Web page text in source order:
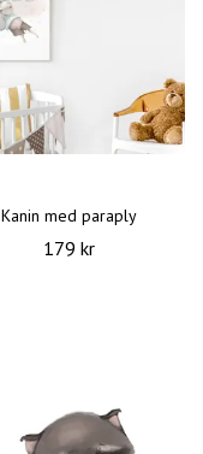
Kanin med paraply
179 kr